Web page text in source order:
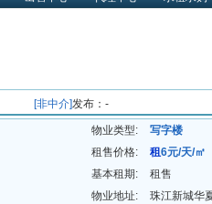
[非中介]发布：-
物业类型: 写字楼
租售价格: 租6元/天/㎡
基本租期: 租售
物业地址:
珠江新城华